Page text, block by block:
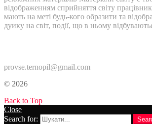
відображенням сприйняття світу
мають на меті будь-кого образити та
дуику на світ, події, що в ньому
provse.ternopil@gmail.com
© 2026
Back to Top
Close
Search for: